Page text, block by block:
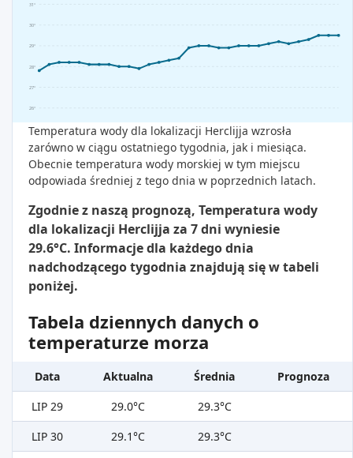
26°
27°
28°
29°
30°
31°
Temperatura wody dla lokalizacji Herclijja wzrosła
zarówno w ciągu ostatniego tygodnia, jak i miesiąca.
Obecnie temperatura wody morskiej w tym miejscu
odpowiada średniej z tego dnia w poprzednich latach.
Zgodnie z naszą prognozą, Temperatura wody
dla lokalizacji Herclijja za 7 dni wyniesie
29.6°C. Informacje dla każdego dnia
nadchodzącego tygodnia znajdują się w tabeli
poniżej.
Tabela dziennych danych o
temperaturze morza
Data Aktualna Średnia
Prognoza
LIP 29
29.0°C
29.3°C
LIP 30
29.1°C
29.3°C